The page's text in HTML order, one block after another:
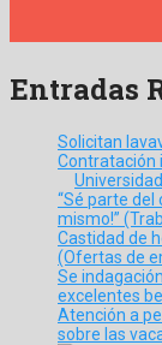
Entradas
Solicitan
Contratación
“Sé parte del
mismo!”
Castidad de
(Ofertas de
Se
excelentes
Atención a
sobre las